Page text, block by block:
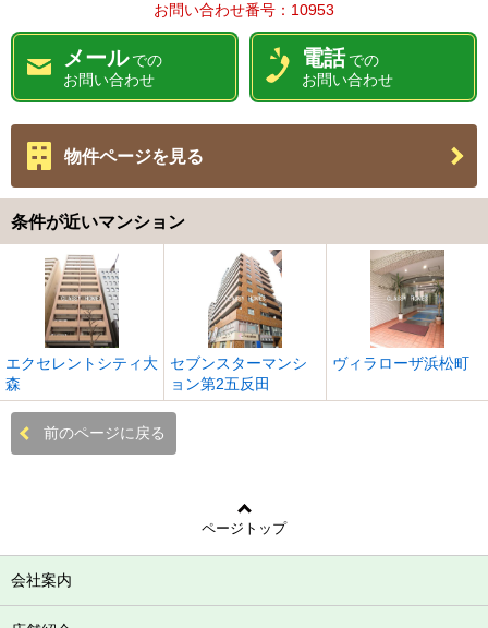
お問い合わせ番号：10953
メール での
お問い合わせ
電話 での
お問い合わせ
物件ページを見る
条件が近いマンション
エクセレントシティ大
森
セブンスターマンシ
ョン第2五反田
ヴィラローザ浜松町
前のページに戻る
ページトップ
会社案内